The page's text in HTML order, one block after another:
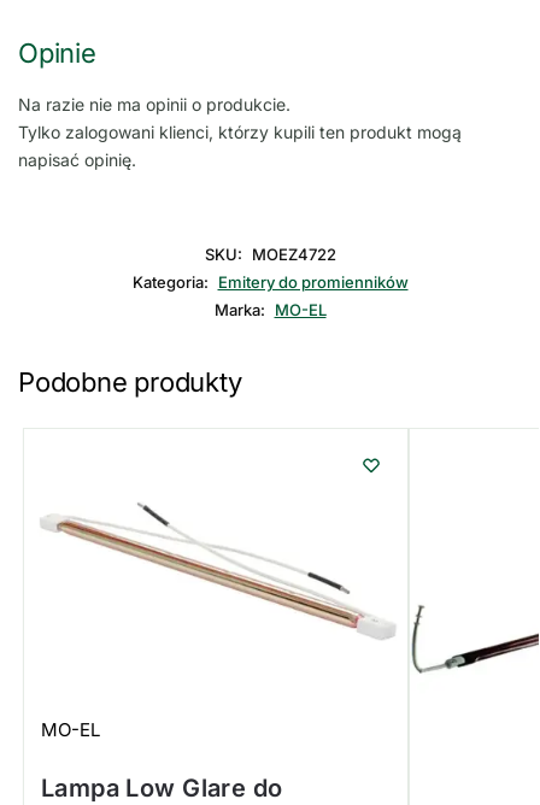
Opinie
Na razie nie ma opinii o produkcie.
Tylko zalogowani klienci, którzy kupili ten produkt mogą
napisać opinię.
SKU:
MOEZ4722
Kategoria:
Emitery do promienników
Marka:
MO-EL
Podobne produkty
MO-EL
Lampa Low Glare do